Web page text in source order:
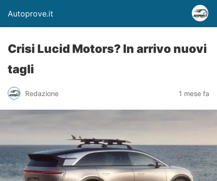
Autoprove.it
Crisi Lucid Motors? In arrivo nuovi
tagli
Redazione 1 mese fa